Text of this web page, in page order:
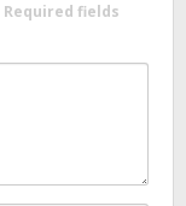
Required fields